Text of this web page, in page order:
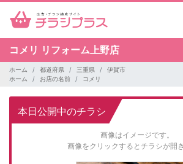
コメリ リフォーム上野店
ホーム 都道府県 三重県
伊賀市
ホーム
お店の名前 コメリ
本日公開中のチラシ
画像はイメージです。
画像をクリックするとチラシが開き